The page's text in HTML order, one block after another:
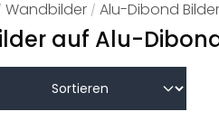
Wandbilder /Alu-Dibond Bilder
auf Alu-